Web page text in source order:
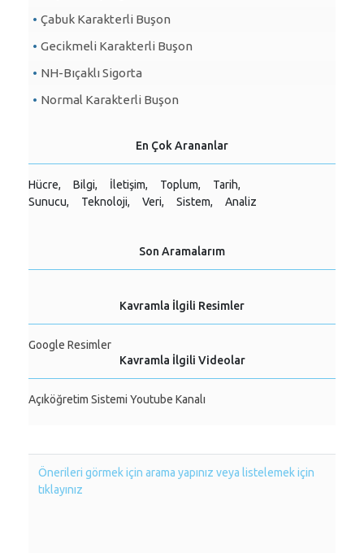
Çabuk Karakterli Buşon
Gecikmeli Karakterli Buşon
NH-Bıçaklı Sigorta
Normal Karakterli Buşon
En Çok Arananlar
Hücre, Bilgi, İletişim, Toplum,
Tarih,
Sunucu,
Teknoloji, Veri, Sistem, Analiz
Son Aramalarım
Kavramla İlgili Resimler
Google Resimler
Kavramla İlgili Videolar
Açıköğretim Sistemi Youtube Kanalı
Önerileri görmek için arama yapınız veya listelemek için
tıklayınız